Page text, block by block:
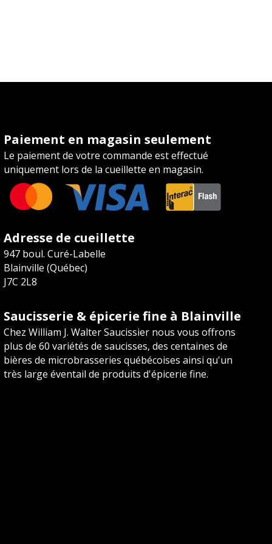
Paiement en magasin seulement
Le paiement de votre commande est effectué
uniquement lors de la cueillette en magasin.
Adresse de cueillette
947 boul. Curé-Labelle
Blainville (Québec)
J7C 2L8
Saucisserie & épicerie fine à Blainville
Chez William J. Walter Saucissier nous vous offrons
plus de 60 variétés de saucisses, des centaines de
bières de microbrasseries québécoises ainsi qu'un
très large éventail de produits d'épicerie fine.